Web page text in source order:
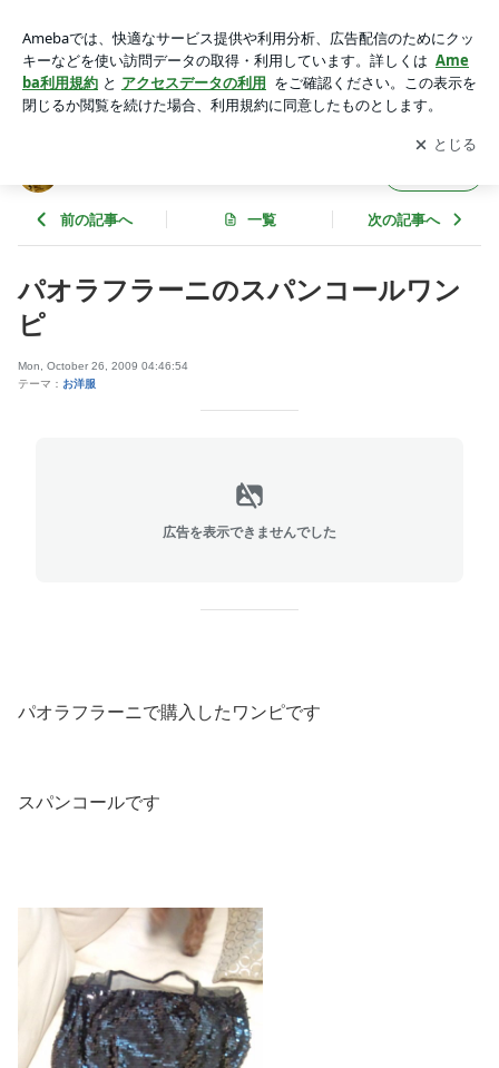
アプリをダウンロードして ブログの更新通知
を受け取りまし
ょう。
開く
前の記事へ 一覧 次の記事へ
パオラフラーニのスパンコールワン
ピ
Mon, October 26, 2009 04:46:54
テーマ： お洋服
広告を表示できませんでした
パオラフラーニで購入したワンピです
スパンコールです